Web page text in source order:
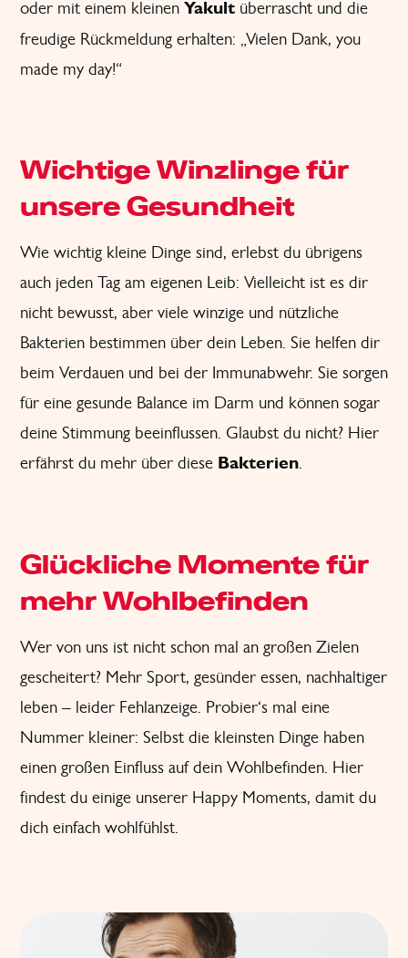
oder mit einem kleinen Yakult überrascht und die
freudige Rückmeldung erhalten: „Vielen Dank, you
made my day!“
Wichtige Winzlinge für
unsere Gesundheit
Wie wichtig kleine Dinge sind, erlebst du übrigens
auch jeden Tag am eigenen Leib: Vielleicht ist es dir
nicht bewusst, aber viele winzige und nützliche
Bakterien bestimmen über dein Leben. Sie helfen dir
beim Verdauen und bei der Immunabwehr. Sie sorgen
für eine gesunde Balance im Darm und können sogar
deine Stimmung beeinflussen. Glaubst du nicht? Hier
erfährst du mehr über diese Bakterien.
Glückliche Momente für
mehr Wohlbefinden
Wer von uns ist nicht schon mal an großen Zielen
gescheitert? Mehr Sport, gesünder essen, nachhaltiger
leben – leider Fehlanzeige. Probier‘s mal eine
Nummer kleiner: Selbst die kleinsten Dinge haben
einen großen Einfluss auf dein Wohlbefinden. Hier
findest du einige unserer Happy Moments, damit du
dich einfach wohlfühlst.